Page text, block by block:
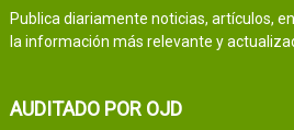
Publica diariamente noticias, artículos,
la información más relevante y
AUDITADO POR OJD